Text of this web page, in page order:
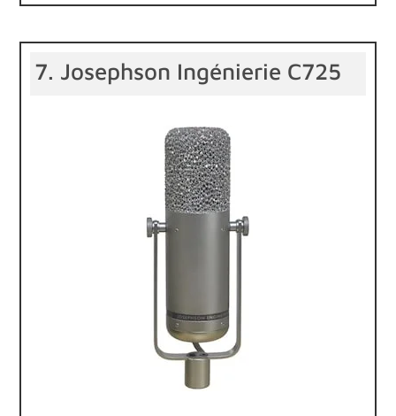
7. Josephson Ingénierie C725